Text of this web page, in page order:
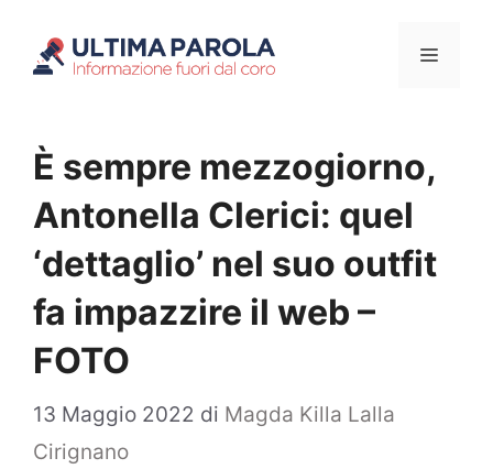
Menu
È sempre mezzogiorno,
Antonella Clerici: quel
‘dettaglio’ nel suo outfit
fa impazzire il web –
FOTO
13 Maggio 2022 di Magda Killa Lalla
Cirignano